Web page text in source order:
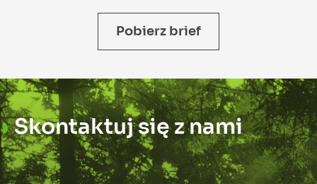
Pobierz brief
Skontaktuj się z nami